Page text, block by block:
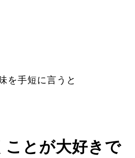
を手短に言うと
ことが大好きで